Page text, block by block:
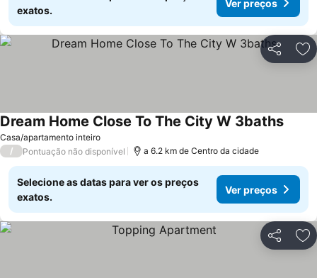
exatos.
Ver preços
Partilhar
Casa/apartamento inteiro
Dream Home Close To The City W 3baths
/ Pontuação não disponível a 6.2 km de Centro da cidade
Selecione as datas para ver os preços
exatos.
Ver preços
Partilhar